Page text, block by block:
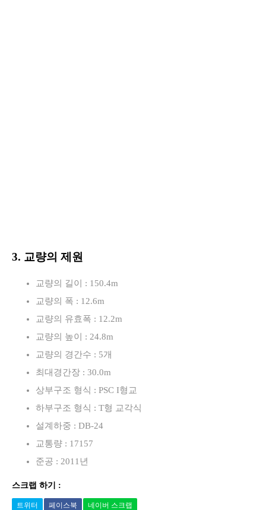
3. 교량의 제원
교량의 길이 : 150.4m
교량의 폭 : 12.6m
교량의 유효폭 : 12.2m
교량의 높이 : 24.8m
교량의 경간수 : 5개
최대경간장 : 30.0m
상부구조 형식 : PSC I형교
하부구조 형식 : T형 교각식
설계하중 : DB-24
교통량 : 17157
준공 : 2011년
스크랩 하기 :
트위터 페이스북 네이버 스크랩